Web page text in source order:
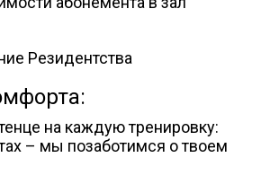
Резидентства
на каждую тренировку:
– мы позаботимся о твоем